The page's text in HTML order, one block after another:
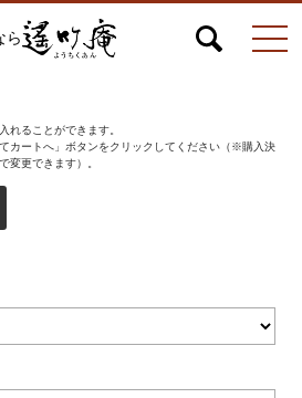
ら
れることができます。
カートへ」ボタンをクリックしてください（※購入決
変更できます）。